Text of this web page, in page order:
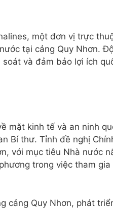
một đơn vị trực
tại cảng Quy Nhơn.
và đảm bảo lợi ích
mặt kinh tế và an ninh
Bí thư. Tỉnh đề nghị
với mục tiêu Nhà nước
trong việc tham gia
cảng Quy Nhơn, phát